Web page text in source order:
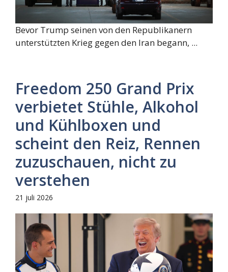
Bevor Trump seinen von den Republikanern
unterstützten Krieg gegen den Iran begann, ...
Freedom 250 Grand Prix
verbietet Stühle, Alkohol
und Kühlboxen und
scheint den Reiz, Rennen
zuzuschauen, nicht zu
verstehen
21 juli 2026